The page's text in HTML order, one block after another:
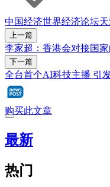
中国经济世界经济论坛
上一篇
李家超：香港会对接国
下一篇
全台首个AI科技主播 引
购买此文章
最新
热门